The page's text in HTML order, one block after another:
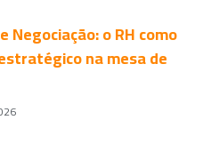
Negociação: o RH como
na mesa de